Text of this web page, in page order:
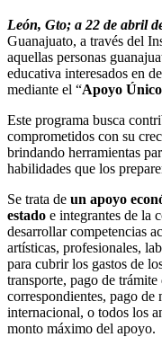
León, Gto; a 22 de abril
Guanajuato, a través del
aquellas personas
educativa interesados en
mediante el “Apoyo
Este programa busca
comprometidos con su
brindando herramientas
habilidades que los
Se trata de un apoyo
estado e integrantes de la
desarrollar competencias
artísticas, profesionales,
para cubrir los gastos de
transporte, pago de
correspondientes, pago de
internacional, o todos los
monto máximo del apoyo.